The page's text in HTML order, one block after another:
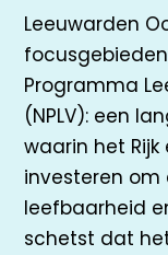
Leeuwarden
Programma
(NPLV): een
waarin het
investeren om
leefbaarheid
schetst dat